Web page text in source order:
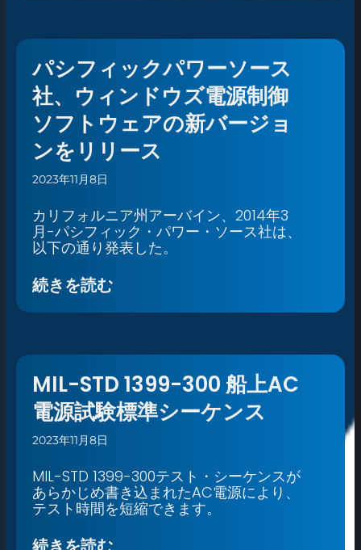
パシフィックパワーソース
社、ウィンドウズ電源制御
ソフトウェアの新バージョ
ンをリリース
2023年11月8日
カリフォルニア州アーバイン、2014年3
月-パシフィック・パワー・ソース社は、
以下の通り発表した。
続きを読む
MIL-STD 1399-300 船上AC
電源試験標準シーケンス
2023年11月8日
MIL-STD 1399-300テスト・シーケンスが
あらかじめ書き込まれたAC電源により、
テスト時間を短縮できます。